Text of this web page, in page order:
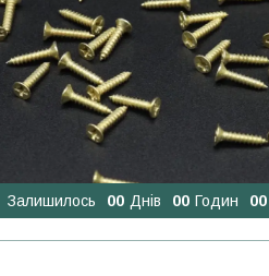
Залишилось 00 Днів 00 Годин 00